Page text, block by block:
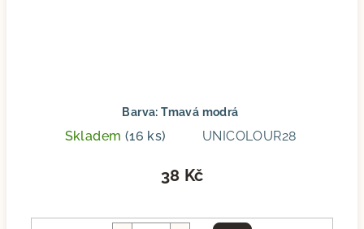
Barva: Tmavá modrá
Skladem (16 ks) UNICOLOUR28
38 Kč